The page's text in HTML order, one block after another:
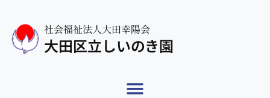
社会福祉法人大田幸陽会
大田区立しいのき園